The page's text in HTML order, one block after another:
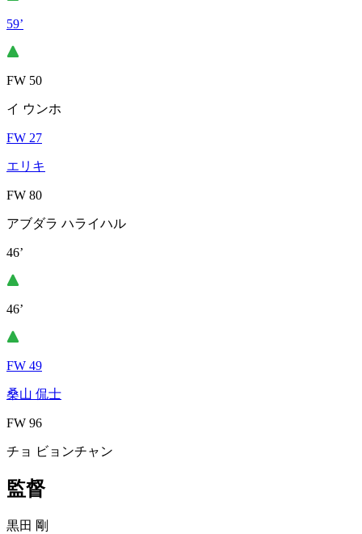
59’
FW 50
イ ウンホ
FW 27
エリキ
FW 80
アブダラ ハライハル
46’
46’
FW 49
桑山 侃士
FW 96
チョ ビョンチャン
監督
黒田 剛